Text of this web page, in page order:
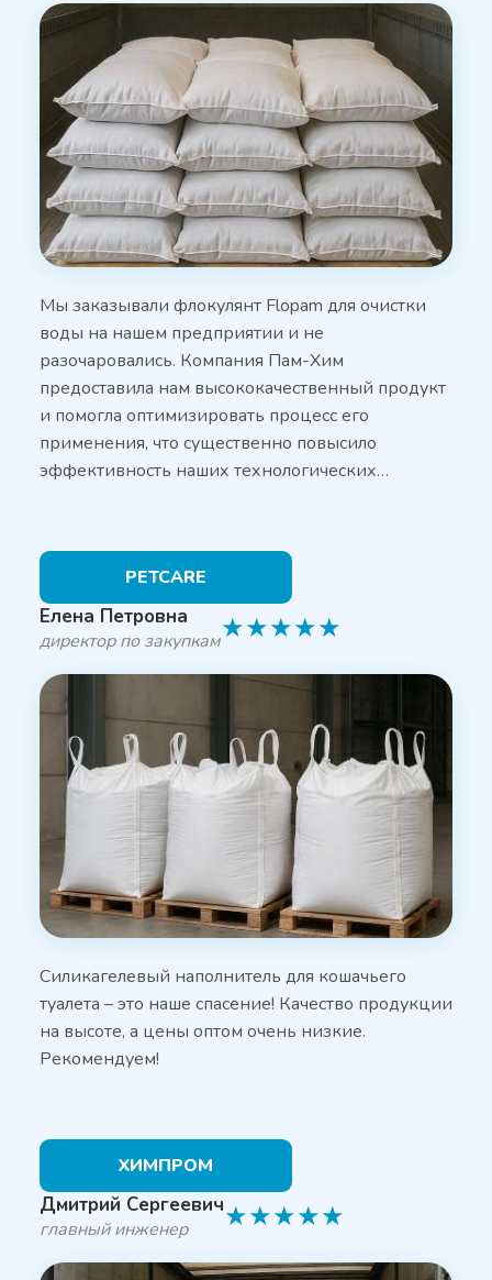
Мы заказывали флокулянт Flopam для очистки
воды на нашем предприятии и не
разочаровались. Компания Пам-Хим
предоставила нам высококачественный продукт
и помогла оптимизировать процесс его
применения, что существенно повысило
эффективность наших технологических…
PETCARE
Елена Петровна
директор по закупкам★★★★★
Силикагелевый наполнитель для кошачьего
туалета – это наше спасение! Качество продукции
на высоте, а цены оптом очень низкие.
Рекомендуем!
ХИМПРОМ
Дмитрий Сергеевич
главный инженер ★★★★★